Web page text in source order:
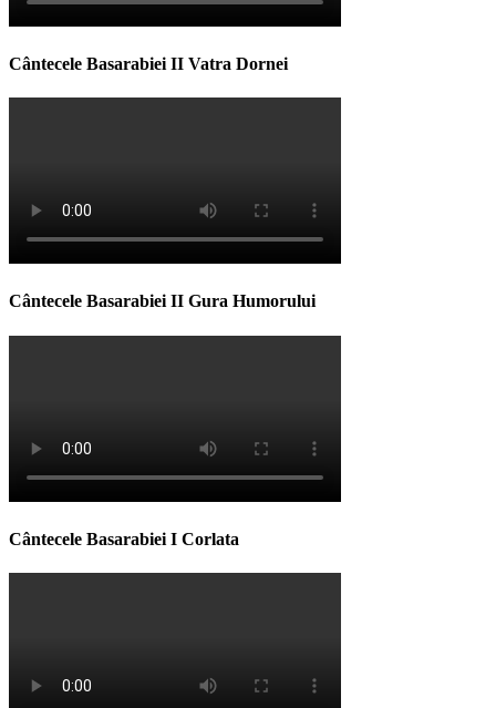
Cântecele Basarabiei II Vatra Dornei
Cântecele Basarabiei II Gura Humorului
Cântecele Basarabiei I Corlata